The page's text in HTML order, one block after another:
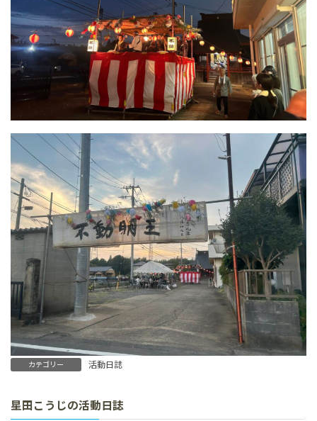
カテゴリー 活動日誌
星田こうじの活動日誌